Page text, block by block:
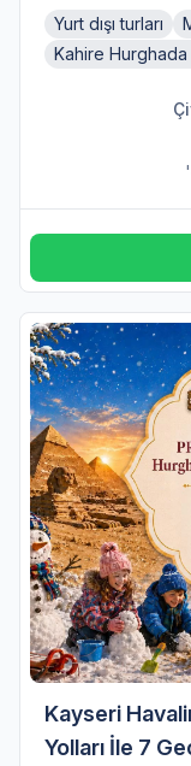
Yurt dışı turları
Kahire Hurghada
Kayseri
Yolları İle 7